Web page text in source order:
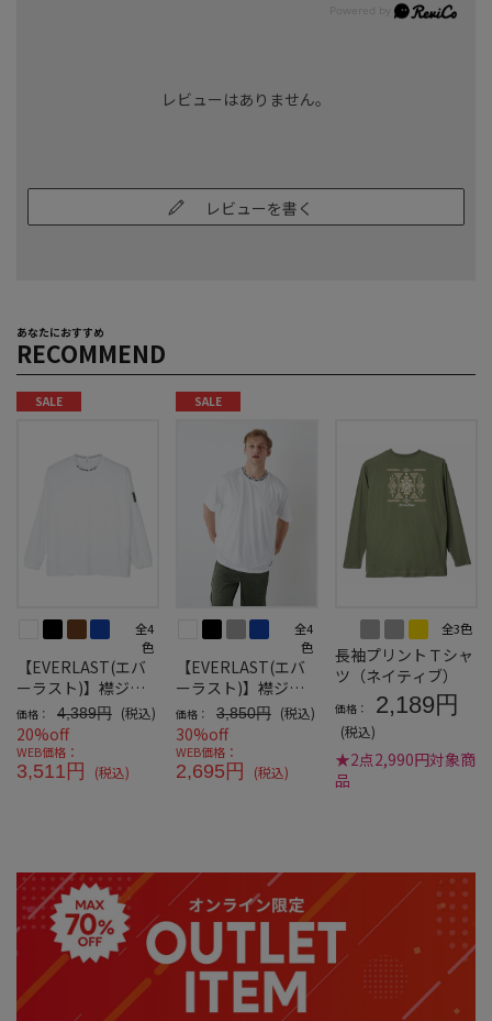
レビューはありません。
レビューを書く
あなたにおすすめ
RECOMMEND
SALE
全4
色
【EVERLAST(エバ
ーラスト)】襟ジャ
ガードロングTシャ
ツ
価格： 4,389円 (税込)
20%off
WEB価格：
3,511円 (税込)
SALE
全4
色
【EVERLAST(エバ
ーラスト)】襟ジャ
ガードTシャツ
価格： 3,850円 (税込)
30%off
WEB価格：
2,695円 (税込)
全3色
長袖プリントＴシャ
ツ（ネイティブ）
価格： 2,189円
(税込)
★2点2,990円対象商
品